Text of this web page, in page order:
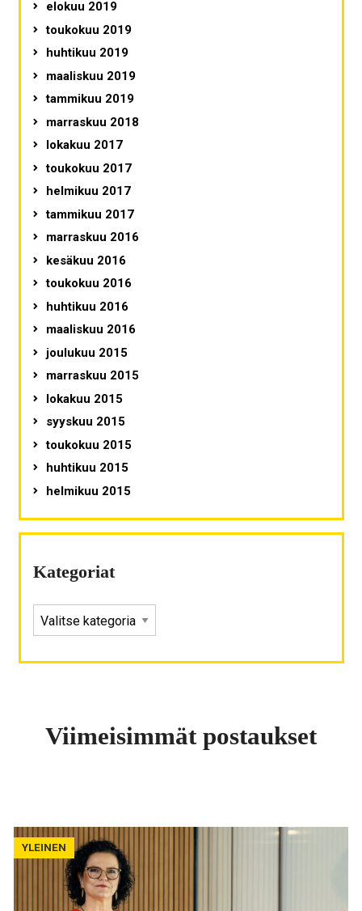
elokuu 2019
toukokuu 2019
huhtikuu 2019
maaliskuu 2019
tammikuu 2019
marraskuu 2018
lokakuu 2017
toukokuu 2017
helmikuu 2017
tammikuu 2017
marraskuu 2016
kesäkuu 2016
toukokuu 2016
huhtikuu 2016
maaliskuu 2016
joulukuu 2015
marraskuu 2015
lokakuu 2015
syyskuu 2015
toukokuu 2015
huhtikuu 2015
helmikuu 2015
Kategoriat
KATEGORIAT
Viimeisimmät postaukset
YLEINEN